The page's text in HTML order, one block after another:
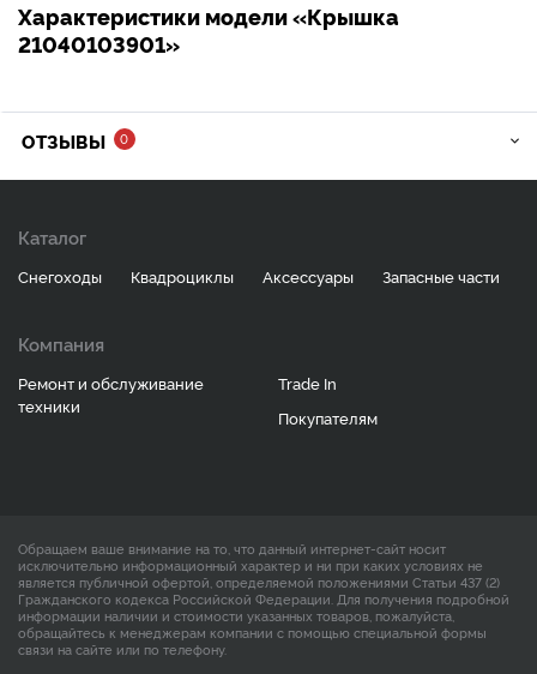
Характеристики модели «Крышка
21040103901»
ОТЗЫВЫ 0
Каталог
Снегоходы Квадроциклы Аксессуары Запасные части
Компания
Ремонт и обслуживание
техники
Trade In
Покупателям
Обращаем ваше внимание на то, что данный интернет-сайт носит
исключительно информационный характер и ни при каких условиях не
является публичной офертой, определяемой положениями Статьи 437 (2)
Гражданского кодекса Российской Федерации. Для получения подробной
информации наличии и стоимости указанных товаров, пожалуйста,
обращайтесь к менеджерам компании с помощью специальной формы
связи на сайте или по телефону.